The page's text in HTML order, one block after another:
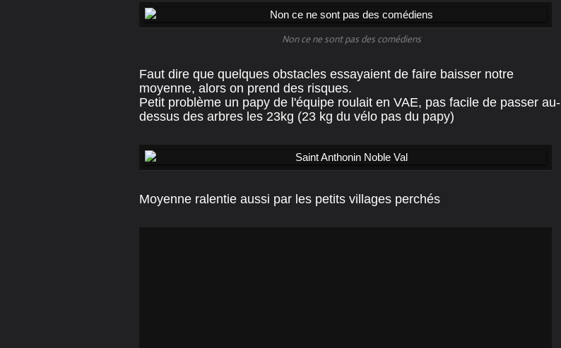
Non ce ne sont pas des comédiens
Faut dire que quelques obstacles essayaient de faire baisser notre
moyenne, alors on prend des risques.
Petit problème un papy de l'équipe roulait en VAE, pas facile de passer au-
dessus des arbres les 23kg (23 kg du vélo pas du papy)
Moyenne ralentie aussi par les petits villages perchés